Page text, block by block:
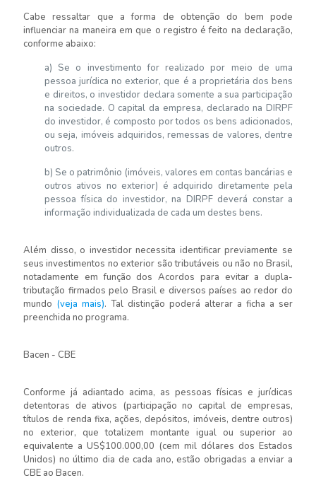
Cabe ressaltar que a forma de obtenção do bem pode
influenciar na maneira em que o registro é feito na declaração,
conforme abaixo:
a) Se o investimento for realizado por meio de uma
pessoa jurídica no exterior, que é a proprietária dos bens
e direitos, o investidor declara somente a sua participação
na sociedade. O capital da empresa, declarado na DIRPF
do investidor, é composto por todos os bens adicionados,
ou seja, imóveis adquiridos, remessas de valores, dentre
outros.
b) Se o patrimônio (imóveis, valores em contas bancárias e
outros ativos no exterior) é adquirido diretamente pela
pessoa física do investidor, na DIRPF deverá constar a
informação individualizada de cada um destes bens.
Além disso, o investidor necessita identificar previamente se
seus investimentos no exterior são tributáveis ou não no Brasil,
notadamente em função dos Acordos para evitar a dupla-
tributação firmados pelo Brasil e diversos países ao redor do
mundo (veja mais). Tal distinção poderá alterar a ficha a ser
preenchida no programa.
Bacen - CBE
Conforme já adiantado acima, as pessoas físicas e jurídicas
detentoras de ativos (participação no capital de empresas,
títulos de renda fixa, ações, depósitos, imóveis, dentre outros)
no exterior, que totalizem montante igual ou superior ao
equivalente a US$100.000,00 (cem mil dólares dos Estados
Unidos) no último dia de cada ano, estão obrigadas a enviar a
CBE ao Bacen.